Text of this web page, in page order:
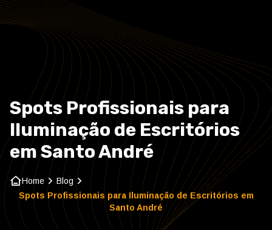
Home
Sobre nós
Refletores e Spots
Cargas e Codificadores
Contato
Blog
Spots Profissionais para
Iluminação de Escritórios
em Santo André
Home
Blog
Spots Profissionais para Iluminação de Escritórios em
Santo André